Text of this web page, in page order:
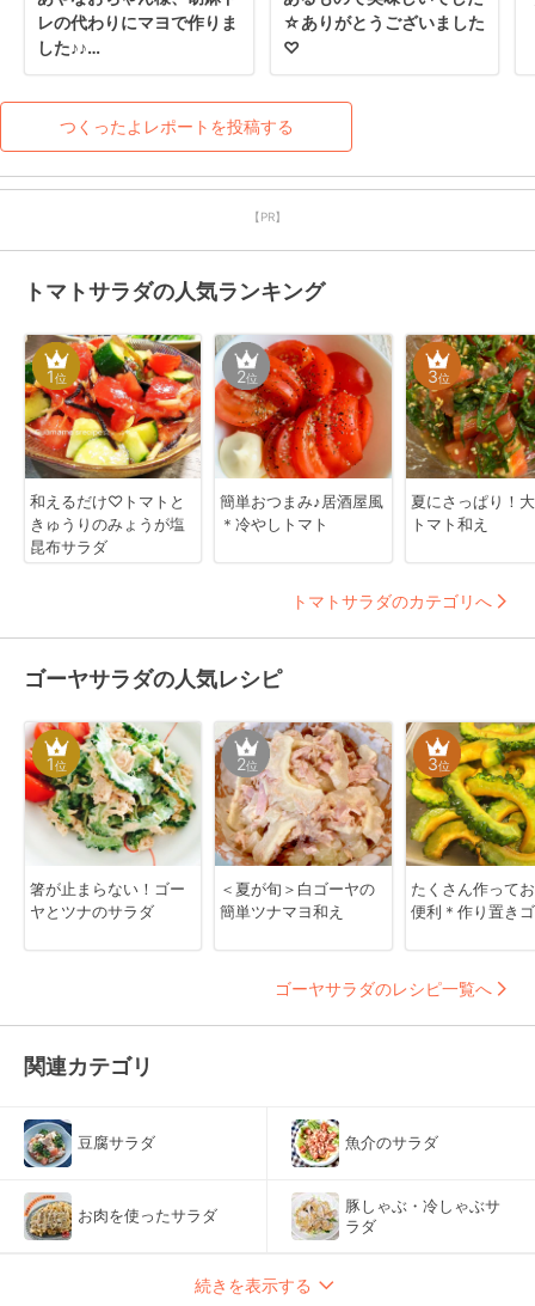
レの代わりにマヨで作りま
した♪♪
レシピをありがとうござい
ます！！
良い１日をお過ごしくださ
いませ☆☆☆
☆ありがとうございました
♡
つくったよレポートを投稿する
【PR】
トマトサラダの人気ランキング
1位
和えるだけ♡トマトと
きゅうりのみょうが塩
昆布サラダ
2位
簡単おつまみ♪居酒屋風
＊冷やしトマト
3位
夏にさっぱり！
トマト和え
トマトサラダのカテゴリへ
ゴーヤサラダの人気レシピ
1位
箸が止まらない！ゴー
ヤとツナのサラダ
2位
＜夏が旬＞白ゴーヤの
簡単ツナマヨ和え
3位
たくさん作って
便利＊作り置き
ゴーヤサラダのレシピ一覧へ
関連カテゴリ
豆腐サラダ 魚介のサラダ
お肉を使ったサラダ
豚しゃぶ・冷しゃぶサ
ラダ
続きを表示する